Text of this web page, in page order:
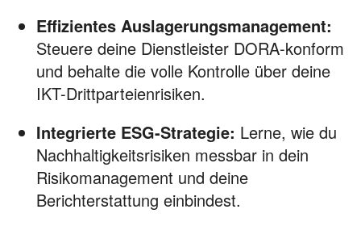
Effizientes Auslagerungsmanagement:
Steuere deine Dienstleister DORA-konform
und behalte die volle Kontrolle über deine
IKT-Drittparteienrisiken.
Integrierte ESG-Strategie: Lerne, wie du
Nachhaltigkeitsrisiken messbar in dein
Risikomanagement und deine
Berichterstattung einbindest.